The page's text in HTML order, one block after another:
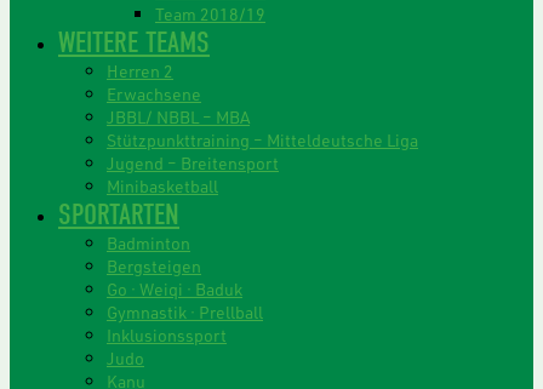
Team 2018/19
WEITERE TEAMS
Herren 2
Erwachsene
JBBL/ NBBL – MBA
Stützpunkttraining – Mitteldeutsche Liga
Jugend – Breitensport
Minibasketball
SPORTARTEN
Badminton
Bergsteigen
Go · Weiqi · Baduk
Gymnastik · Prellball
Inklusionssport
Judo
Kanu